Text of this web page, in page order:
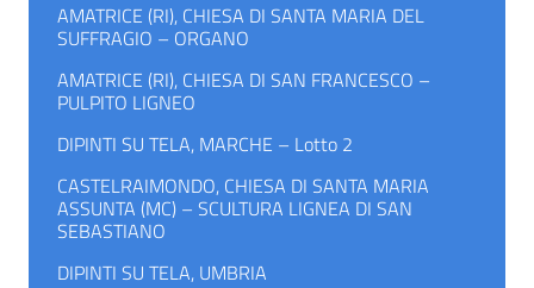
AMATRICE (RI), CHIESA DI SANTA MARIA DEL
SUFFRAGIO – ORGANO
AMATRICE (RI), CHIESA DI SAN FRANCESCO –
PULPITO LIGNEO
DIPINTI SU TELA, MARCHE – Lotto 2
CASTELRAIMONDO, CHIESA DI SANTA MARIA
ASSUNTA (MC) – SCULTURA LIGNEA DI SAN
SEBASTIANO
DIPINTI SU TELA, UMBRIA